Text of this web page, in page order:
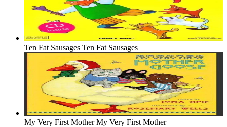
Ten Fat Sausages Ten Fat Sausages
My Very First Mother My Very First Mother